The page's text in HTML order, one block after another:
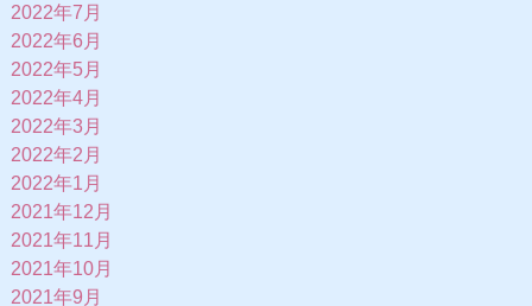
2022年7月
2022年6月
2022年5月
2022年4月
2022年3月
2022年2月
2022年1月
2021年12月
2021年11月
2021年10月
2021年9月